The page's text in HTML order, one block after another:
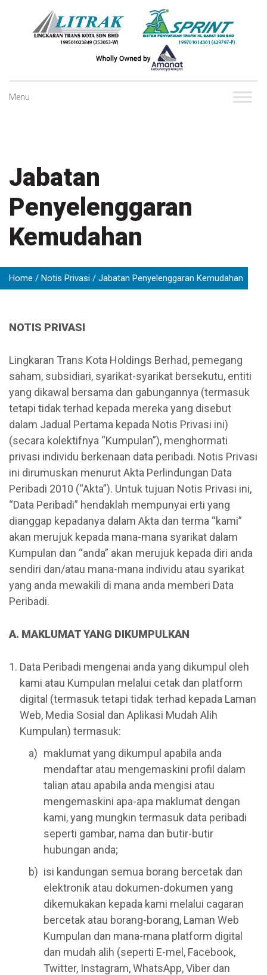
Menu
Jabatan
Penyelenggaran
Kemudahan
Home Notis Privasi Jabatan Penyelenggaran Kemudahan
NOTIS PRIVASI
Lingkaran Trans Kota Holdings Berhad, pemegang
saham, subsidiari, syarikat-syarikat bersekutu, entiti
yang dikawal bersama dan gabungannya (termasuk
tetapi tidak terhad kepada mereka yang disebut
dalam Jadual Pertama kepada Notis Privasi ini)
(secara kolektifnya “Kumpulan”), menghormati
privasi individu berkenaan data peribadi. Notis Privasi
ini dirumuskan menurut Akta Perlindungan Data
Peribadi 2010 (“Akta”). Untuk tujuan Notis Privasi ini,
“Data Peribadi” hendaklah mempunyai erti yang
dianggap kepadanya dalam Akta dan terma “kami”
akan merujuk kepada mana-mana syarikat dalam
Kumpulan dan “anda” akan merujuk kepada diri anda
sendiri dan/atau mana-mana individu atau syarikat
yang anda mewakili di mana anda memberi Data
Peribadi.
A. MAKLUMAT YANG DIKUMPULKAN
Data Peribadi mengenai anda yang dikumpul oleh
kami atau Kumpulan melalui cetak dan platform
digital (termasuk tetapi tidak terhad kepada Laman
Web, Media Sosial dan Aplikasi Mudah Alih
Kumpulan) termasuk:
maklumat yang dikumpul apabila anda
mendaftar atau mengemaskini profil dalam
talian atau apabila anda mengisi atau
mengemaskini apa-apa maklumat dengan
kami, yang mungkin termasuk data peribadi
seperti gambar, nama dan butir-butir
hubungan anda;
isi kandungan semua borang bercetak dan
elektronik atau dokumen-dokumen yang
dikemukakan kepada kami melalui cagaran
bercetak atau borang-borang, Laman Web
Kumpulan dan mana-mana platform digital
dan mudah alih (seperti E-mel, Facebook,
Twitter, Instagram, WhatsApp, Viber dan